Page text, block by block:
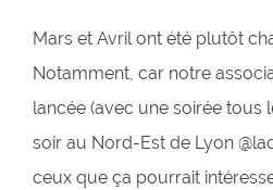
Mars et Avril ont été plutôt
Notamment, car notre
lancée (avec une soirée tous
soir au Nord-Est de Lyon
ceux que ça pourrait